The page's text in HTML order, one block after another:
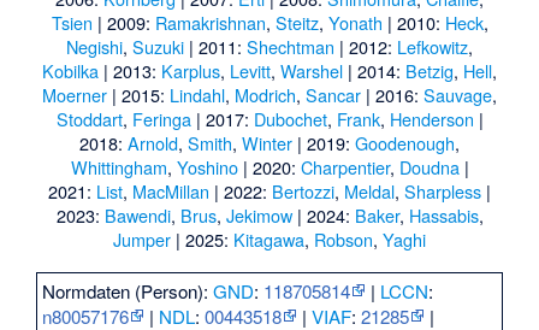
Tsien | 2009: Ramakrishnan, Steitz, Yonath | 2010: Heck,
Negishi, Suzuki | 2011: Shechtman | 2012: Lefkowitz,
Kobilka | 2013: Karplus, Levitt, Warshel | 2014: Betzig, Hell,
Moerner | 2015: Lindahl, Modrich, Sancar | 2016: Sauvage,
Stoddart, Feringa| 2017: Dubochet, Frank, Henderson |
2018: Arnold, Smith, Winter | 2019: Goodenough,
Whittingham, Yoshino| 2020: Charpentier, Doudna|
2021: List, MacMillan | 2022: Bertozzi, Meldal, Sharpless |
2023: Bawendi, Brus, Jekimow| 2024: Baker, Hassabis,
Jumper | 2025: Kitagawa, Robson, Yaghi
Normdaten (Person):GND: 118705814 | LCCN:
n80057176
| NDL:00443518 |VIAF:21285 |